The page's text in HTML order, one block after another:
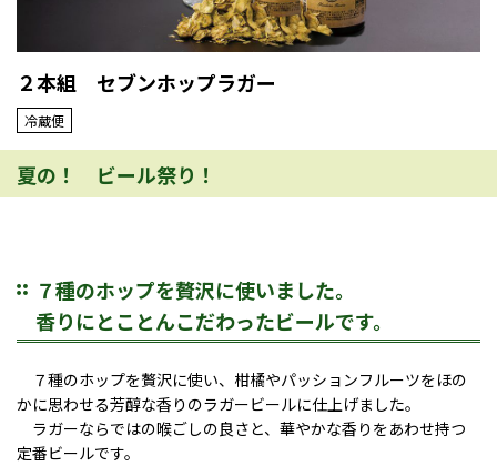
２本組 セブンホップラガー
冷蔵便
夏の！ ビール祭り！
７種のホップを贅沢に使いました。
香りにとことんこだわったビールです。
７種のホップを贅沢に使い、柑橘やパッションフルーツをほの
かに思わせる芳醇な香りのラガービールに仕上げました。
ラガーならではの喉ごしの良さと、華やかな香りをあわせ持つ
定番ビールです。